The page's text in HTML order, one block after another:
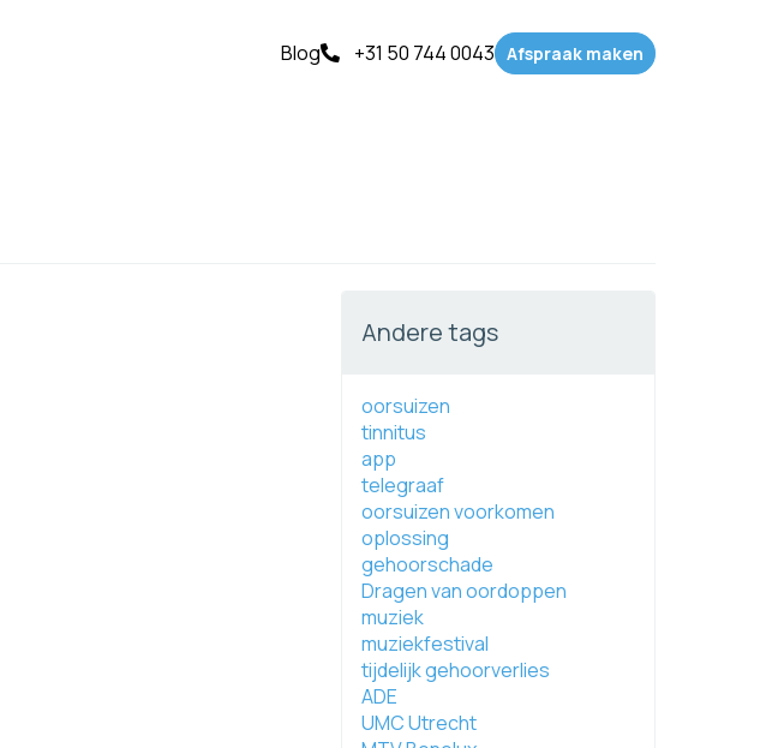
Blog +31 50 744 0043 Afspraak maken
Andere tags
oorsuizen
tinnitus
app
telegraaf
oorsuizen voorkomen
oplossing
gehoorschade
Dragen van oordoppen
muziek
muziekfestival
tijdelijk gehoorverlies
ADE
UMC Utrecht